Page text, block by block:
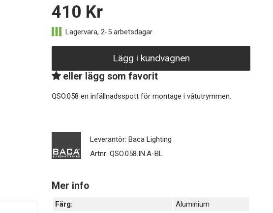
410 Kr
Lägg i kundvagnen
eller lägg som favorit
QSO.058 en infällnadsspott för montage i våtutrymmen.
Leverantör:Baca Lighting
Artnr:QSO.058.IN.A-BL
Mer info
Färg:
Aluminium